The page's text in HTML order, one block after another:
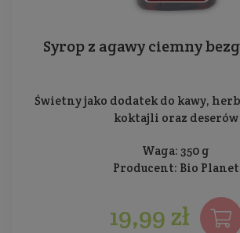
Syrop z agawy ciemny
Świetny jako dodatek do kawy,
koktajli oraz deserów
Waga: 350 g
Producent: Bio Planet
19,99 zł